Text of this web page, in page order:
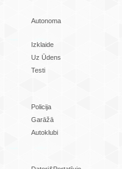
Autonoma
Izklaide
Uz Ūdens
Testi
Policija
Garāžā
Autoklubi